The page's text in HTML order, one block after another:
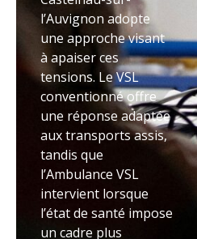
l’Auvignon adopte
une approche visant
à apaiser ces
tensions. Le VSL
conventionné offre
une réponse adaptée
aux transports assis,
tandis que
l’Ambulance VSL
intervient lorsque
l’état de santé impose
un cadre plus